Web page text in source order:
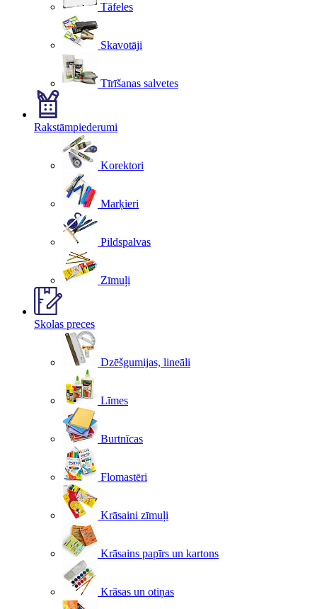
Tāfeles
Skavotāji
Tīrīšanas salvetes
Rakstāmpiederumi
Korektori
Marķieri
Pildspalvas
Zīmuļi
Skolas preces
Dzēšgumijas, lineāli
Līmes
Burtnīcas
Flomastēri
Krāsaini zīmuļi
Krāsains papīrs un kartons
Krāsas un otiņas